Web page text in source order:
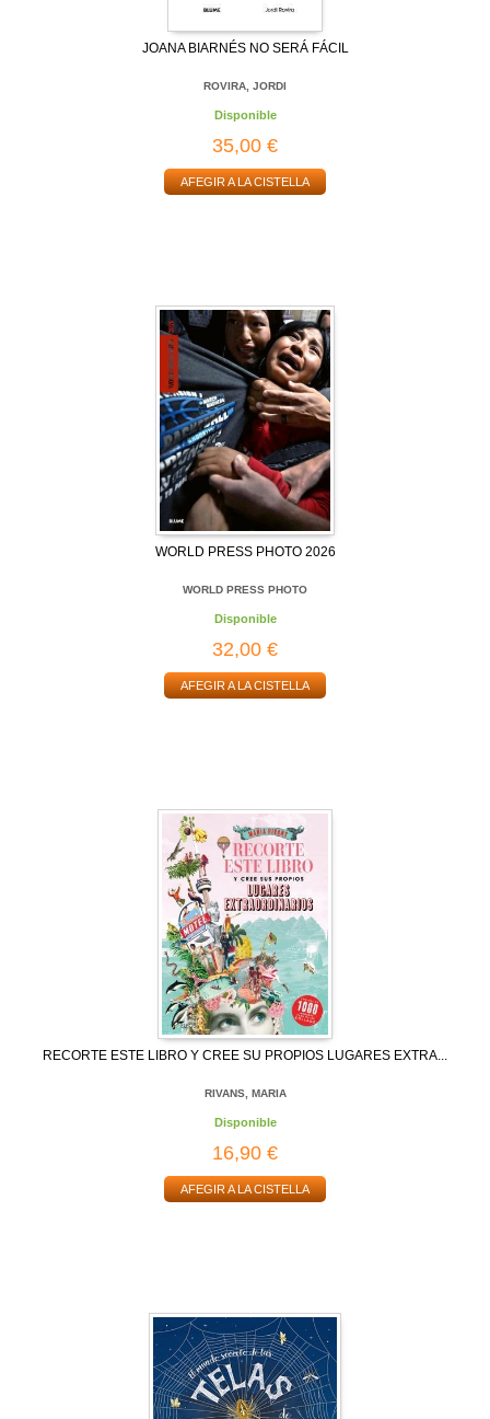
JOANA BIARNÉS NO SERÁ FÁCIL
ROVIRA, JORDI
Disponible
35,00 €
AFEGIR A LA CISTELLA
WORLD PRESS PHOTO 2026
WORLD PRESS PHOTO
Disponible
32,00 €
AFEGIR A LA CISTELLA
RECORTE ESTE LIBRO Y CREE SU PROPIOS LUGARES EXTRA...
RIVANS, MARIA
Disponible
16,90 €
AFEGIR A LA CISTELLA